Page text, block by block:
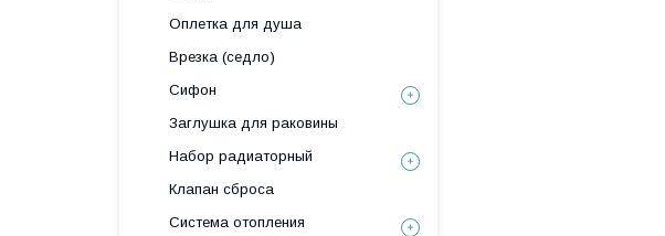
Оплетка для душа
Врезка (седло)
Сифон
Заглушка для раковины
Набор радиаторный
Клапан сброса
Система отопления